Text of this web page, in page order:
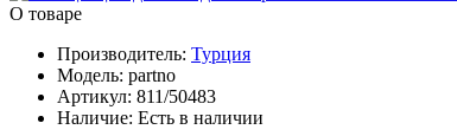
О товаре
Производитель: Турция
Модель: partno
Артикул: 811/50483
Наличие: Есть в наличии